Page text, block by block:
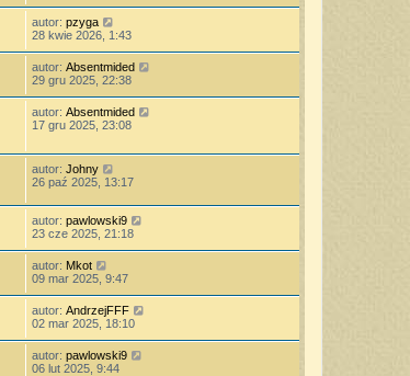
autor: pzyga
28 kwie 2026, 1:43
autor: Absentmided
29 gru 2025, 22:38
autor: Absentmided
17 gru 2025, 23:08
autor: Johny
26 paź 2025, 13:17
autor: pawlowski9
23 cze 2025, 21:18
autor: Mkot
09 mar 2025, 9:47
autor: AndrzejFFF
02 mar 2025, 18:10
autor: pawlowski9
06 lut 2025, 9:44